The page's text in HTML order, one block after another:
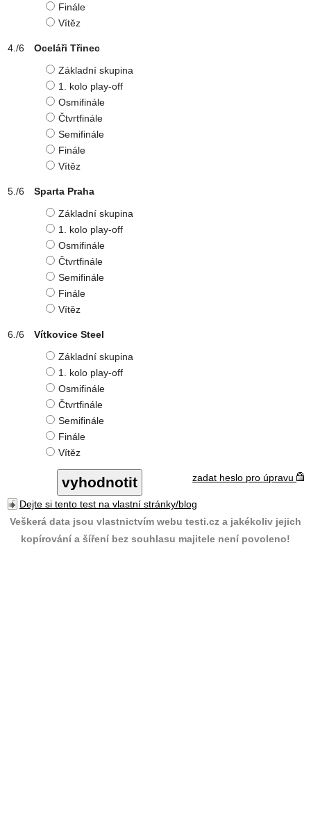
Finále
Vítěz
Oceláři Třinec
Základní skupina
1. kolo play-off
Osmifinále
Čtvrtfinále
Semifinále
Finále
Vítěz
Sparta Praha
Základní skupina
1. kolo play-off
Osmifinále
Čtvrtfinále
Semifinále
Finále
Vítěz
Vítkovice Steel
Základní skupina
1. kolo play-off
Osmifinále
Čtvrtfinále
Semifinále
Finále
Vítěz
zadat heslo pro úpravu
Dejte si tento test na vlastní stránky/blog
Veškerá data jsou vlastnictvím webu testi.cz a jakékoliv jejich
kopírování a šíření bez souhlasu majitele není povoleno!